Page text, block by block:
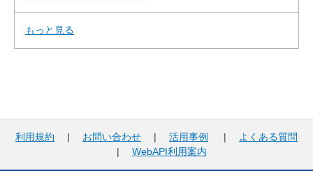
もっと見る
利用規約 | お問い合わせ | 活用事例 |
よくある質問
| WebAPI利用案内